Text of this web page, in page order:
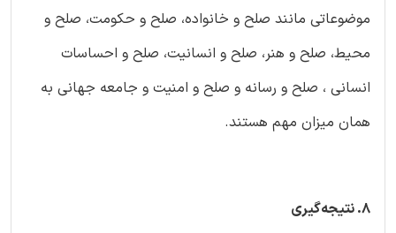
موضوعاتی مانند صلح و خانواده، صلح و حکومت، صلح و
محیط، صلح و هنر، صلح و انسانیت، صلح و احساسات
انسانی ، صلح و رسانه و صلح و امنیت و جامعه جهانی به
همان میزان مهم هستند.
۸. نتیجه‌گیری